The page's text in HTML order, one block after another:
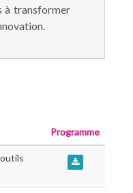
à transformer
Programme